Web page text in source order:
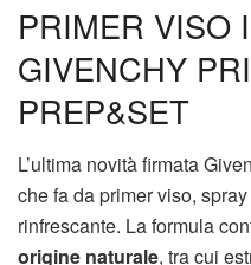
PRIMER VISO
GIVENCHY
PREP&SET
L’ultima novità firmata
che fa da primer viso,
rinfrescante. La formula
origine naturale, tra cui